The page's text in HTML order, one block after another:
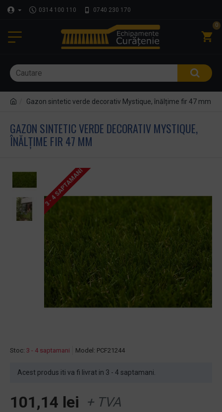
0314 100 110 0740 230 170
0
Gazon sintetic verde decorativ Mystique, înălțime fir 47 mm
GAZON SINTETIC VERDE DECORATIV MYSTIQUE,
ÎNĂLȚIME FIR 47 MM
3 - 4 SAPTAMANI
Stoc: 3 - 4 saptamani Model: PCF21244
Acest produs iti va fi livrat in 3 - 4 saptamani.
101,14 lei + TVA